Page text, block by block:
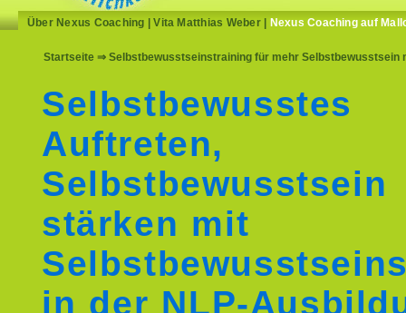
Über Nexus Coaching |Vita Matthias Weber| Nexus Coaching auf
Startseite ⇒ Selbstbewusstseinstraining für mehr Selbstbewusstsein
Selbstbewusstes
Auftreten,
Selbstbewusstsein
stärken mit
in der NLP-